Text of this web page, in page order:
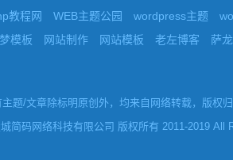
教程网 WEB主题公园 wordpress主题
模板 网站制作 网站模板 老左博客 萨
题/文章除标明原创外，均来自网络转载，版权
简码网络科技有限公司 版权所有 2011-2019